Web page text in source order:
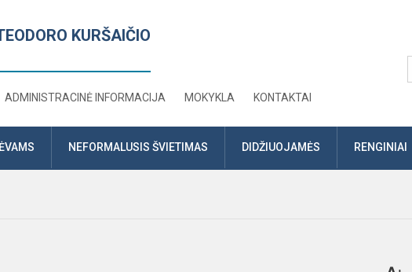
KURŠAIČIO
ADMINISTRACINĖ INFORMACIJA MOKYKLA KONTAKTAI
NEFORMALUSIS ŠVIETIMAS DIDŽIUOJAMĖS RENGINIAI